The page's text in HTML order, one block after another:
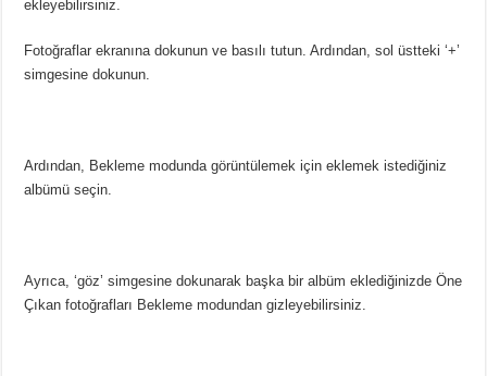
ekleyebilirsiniz.
Fotoğraflar ekranına dokunun ve basılı tutun. Ardından, sol üstteki ‘+’
simgesine dokunun.
Ardından, Bekleme modunda görüntülemek için eklemek istediğiniz
albümü seçin.
Ayrıca, ‘göz’ simgesine dokunarak başka bir albüm eklediğinizde Öne
Çıkan fotoğrafları Bekleme modundan gizleyebilirsiniz.